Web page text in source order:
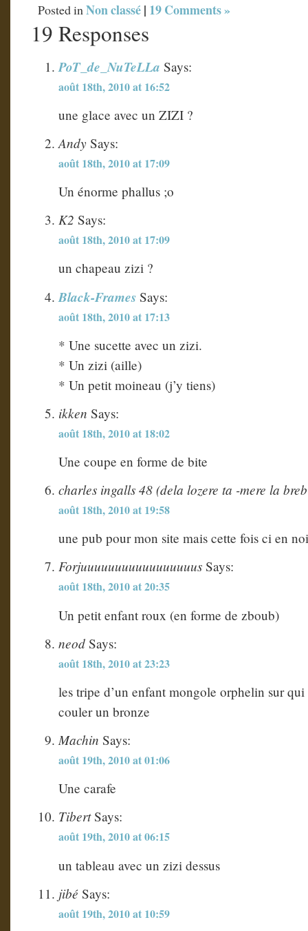
Posted inNon classé| 19 Comments »
19 Responses
PoT_de_NuTeLLa Says:
août 18th, 2010 at 16:52
une glace avec un ZIZI ?
Andy Says:
août 18th, 2010 at 17:09
Un énorme phallus ;o
K2 Says:
août 18th, 2010 at 17:09
un chapeau zizi ?
Black-Frames Says:
août 18th, 2010 at 17:13
* Une sucette avec un zizi.
* Un zizi (aille)
* Un petit moineau (j’y tiens)
ikken Says:
août 18th, 2010 at 18:02
Une coupe en forme de bite
charles ingalls 48 (dela lozere ta -mere la
août 18th, 2010 at 19:58
une pub pour mon site mais cette fois ci en
Forjuuuuuuuuuuuuuuuuus Says:
août 18th, 2010 at 20:35
Un petit enfant roux (en forme de zboub)
neod Says:
août 18th, 2010 at 23:23
les tripe d’un enfant mongole orphelin sur
couler un bronze
Machin Says:
août 19th, 2010 at 01:06
Une carafe
TibertSays:
août 19th, 2010 at 06:15
un tableau avec un zizi dessus
jibé Says:
août 19th, 2010 at 10:59